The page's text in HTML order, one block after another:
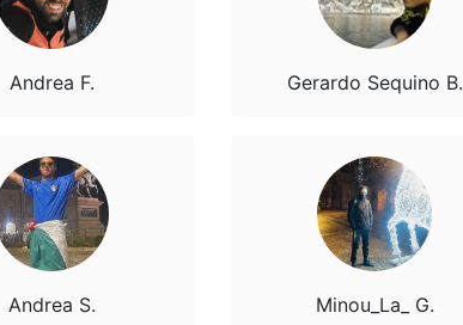
Andrea F.
Andrea S.
Gerardo Sequino B.
Minou_La_ G.